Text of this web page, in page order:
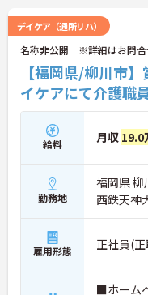
デイケア（通所リハ）
名称非公開 ※詳細はお問合
【福岡県/柳川市
イケアにて介護職
給料 月収 19.0
勤務地
福岡県 柳
西鉄天神
雇用形態 正社員(
■ホーム